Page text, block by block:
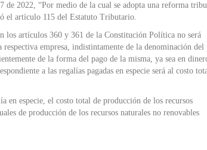
2022, “Por medio de la cual se adopta una reforma
el artículo 115 del Estatuto Tributario.
los artículos 360 y 361 de la Constitución Política no será
empresa, indistintamente de la denominación del
de la forma del pago de la misma, ya sea en
a las regalías pagadas en especie será al costo
en especie, el costo total de producción de los recursos
de producción de los recursos naturales no renovables